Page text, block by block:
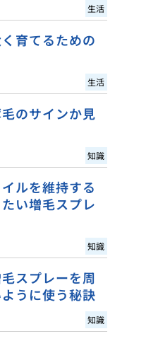
生活
育てるための
生活
のサインか見
知識
ルを維持する
い増毛スプレ
知識
スプレーを周
うに使う秘訣
知識